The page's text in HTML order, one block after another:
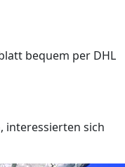
bequem per DHL
interessierten sich